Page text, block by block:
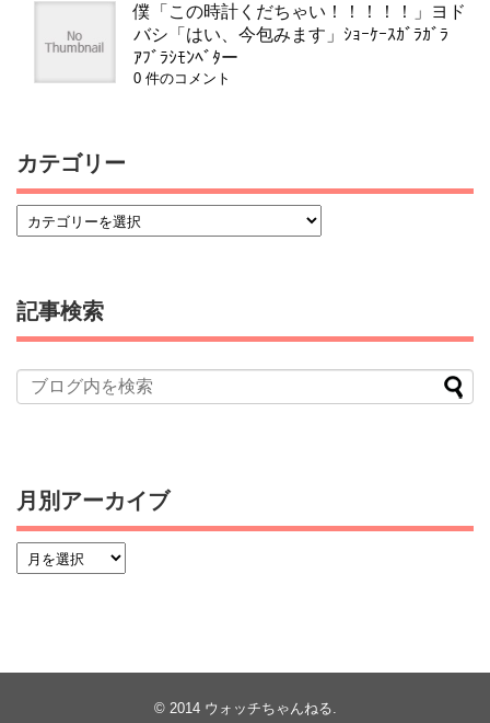
僕「この時計くだちゃい！！！！！」ヨド
バシ「はい、今包みます」ｼｮｰｹｰｽｶﾞﾗｶﾞﾗ
ｱﾌﾞﾗｼﾓﾝﾍﾞﾀー
0 件のコメント
カテゴリー
記事検索
月別アーカイブ
© 2014 ウォッチちゃんねる